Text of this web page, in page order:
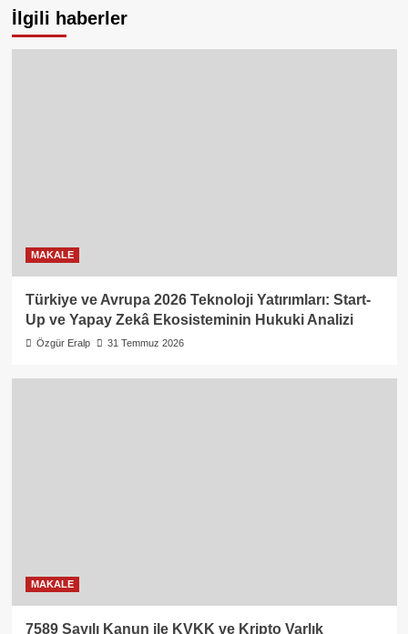
İlgili haberler
MAKALE
Türkiye ve Avrupa 2026 Teknoloji Yatırımları: Start-
Up ve Yapay Zekâ Ekosisteminin Hukuki Analizi
Özgür Eralp 31 Temmuz 2026
MAKALE
7589 Sayılı Kanun ile KVKK ve Kripto Varlık